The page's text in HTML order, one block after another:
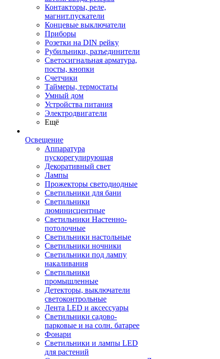
Контакторы, реле,
магнит.пускатели
Концевые выключатели
Приборы
Розетки на DIN рейку
Рубильники, разъединители
Светосигнальная арматура,
посты, кнопки
Счетчики
Таймеры, термостаты
Умный дом
Устройства питания
Электродвигатели
Ещё
Освещение
Аппаратура
пускорегулирующая
Декоративный свет
Лампы
Прожекторы светодиодные
Светильники для бани
Светильники
люминисцентные
Светильники Настенно-
потолочные
Светильники настольные
Светильники ночники
Светильники под лампу
накаливания
Светильники
промышленные
Детекторы, выключатели
светоконтрольные
Лента LED и аксессуары
Светильники садово-
парковые и на солн. батарее
Фонари
Светильники и лампы LED
для растений